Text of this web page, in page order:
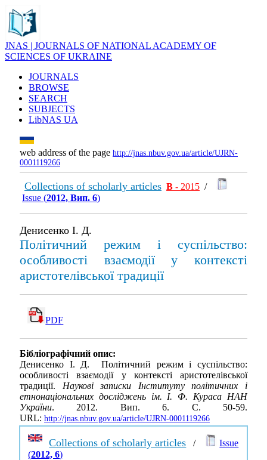
JNAS | JOURNALS OF NATIONAL ACADEMY OF
SCIENCES OF UKRAINE
JOURNALS
BROWSE
SEARCH
SUBJECTS
LibNAS UA
web address of the page http://jnas.nbuv.gov.ua/article/UJRN-
0001119266
Collections of scholarly articles В - 2015 /
Issue (2012, Вип. 6)
Денисенко І. Д.
Політичний режим і суспільство:
особливості взаємодії у контексті
аристотелівської традиції
PDF
Бібліографічний опис:
Денисенко І. Д. Політичний режим і суспільство:
особливості взаємодії у контексті аристотелівської
традиції. Наукові записки Інституту політичних і
етнонаціональних досліджень ім. І. Ф. Кураса НАН
України. 2012. Вип. 6. С. 50-59.
URL: http://jnas.nbuv.gov.ua/article/UJRN-0001119266
Collections of scholarly articles /
Issue
(2012, 6)